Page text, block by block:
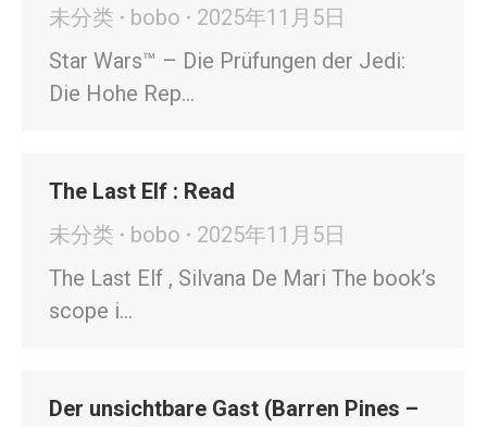
未分类
bobo
2025年11月5日
Star Wars™ – Die Prüfungen der Jedi:
Die Hohe Rep…
The Last Elf : Read
未分类
bobo
2025年11月5日
The Last Elf , Silvana De Mari The book’s
scope i…
Der unsichtbare Gast (Barren Pines –